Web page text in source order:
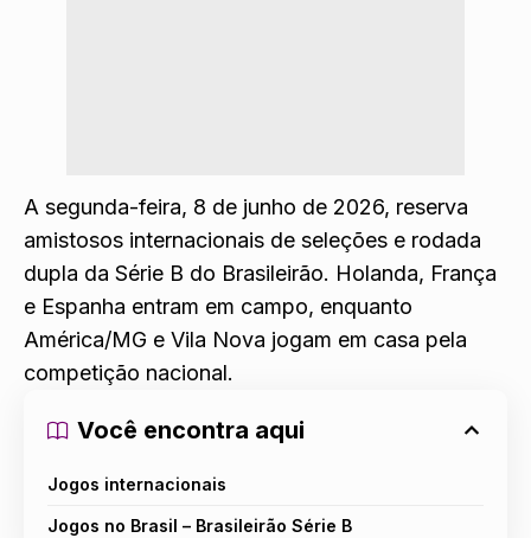
A segunda-feira, 8 de junho de 2026, reserva
amistosos internacionais de seleções e rodada
dupla da Série B do Brasileirão. Holanda, França
e Espanha entram em campo, enquanto
América/MG e Vila Nova jogam em casa pela
competição nacional.
Você encontra aqui
Jogos internacionais
Jogos no Brasil – Brasileirão Série B